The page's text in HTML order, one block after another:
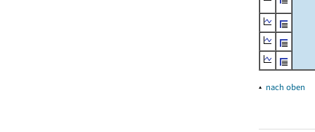
▴ nach oben